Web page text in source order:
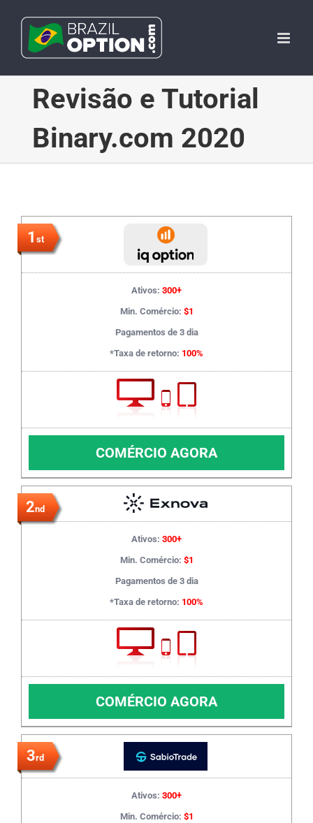
content
Revisão e Tutorial
Binary.com 2020
1st
Ativos: 300+
Min. Comércio: $1
Pagamentos de 3 dia
*Taxa de retorno: 100%
COMÉRCIO AGORA
2nd
Ativos: 300+
Min. Comércio: $1
Pagamentos de 3 dia
*Taxa de retorno: 100%
COMÉRCIO AGORA
3rd
Ativos: 300+
Min. Comércio: $1